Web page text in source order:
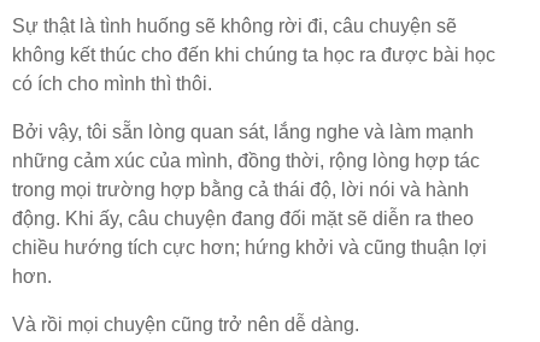
Sự thật là tình huống sẽ không rời đi, câu chuyện sẽ
không kết thúc cho đến khi chúng ta học ra được bài học
có ích cho mình thì thôi.
Bởi vậy, tôi sẵn lòng quan sát, lắng nghe và làm mạnh
những cảm xúc của mình, đồng thời, rộng lòng hợp tác
trong mọi trường hợp bằng cả thái độ, lời nói và hành
động. Khi ấy, câu chuyện đang đối mặt sẽ diễn ra theo
chiều hướng tích cực hơn; hứng khởi và cũng thuận lợi
hơn.
Và rồi mọi chuyện cũng trở nên dễ dàng.